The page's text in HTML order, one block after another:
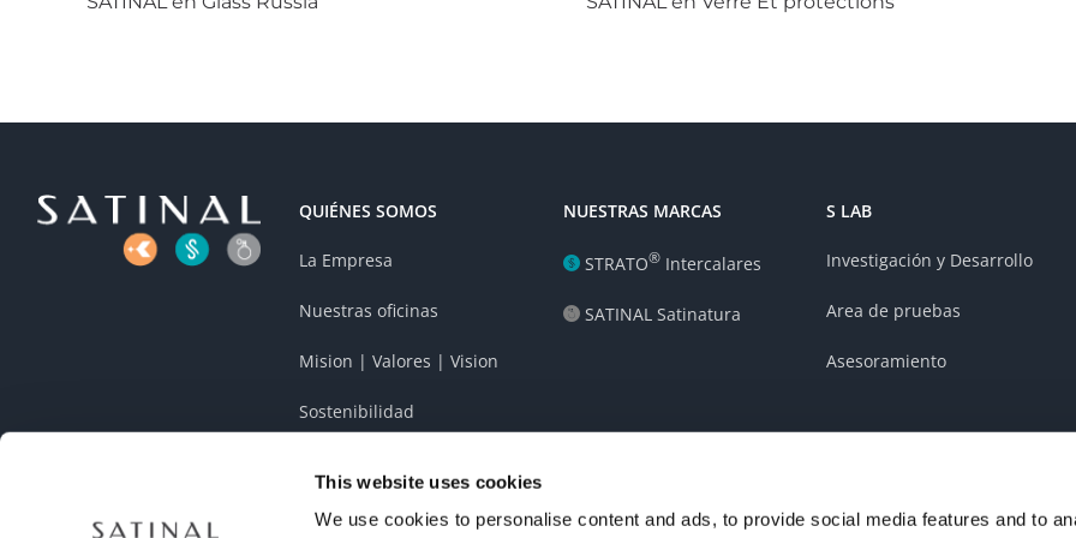
This website uses cookies
We use cookies to personalise content and ads, to provide social media features and to
QUIÉNES SOMOS
La Empresa
Nuestras oficinas
Mision | Valores | Vision
Sostenibilidad
NUESTRAS MARCAS
STRATO®Intercalares
SATINAL Satinatura
S LAB
Investigación y Desarrollo
Area de pruebas
Asesoramiento